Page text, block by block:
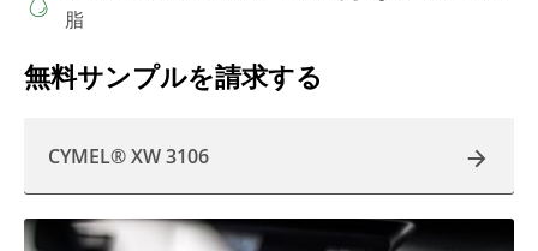
脂
無料サンプルを請求する
CYMEL® XW 3106